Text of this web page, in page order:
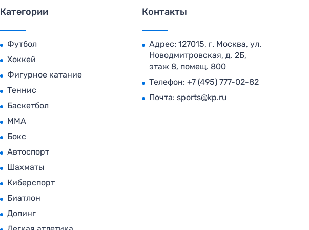
Категории
Футбол
Хоккей
Фигурное катание
Теннис
Баскетбол
MMA
Бокс
Автоспорт
Шахматы
Киберспорт
Биатлон
Допинг
Контакты
Адрес: 127015, г. Москва, ул.
Новодмитровская, д. 2Б,
этаж 8, помещ. 800
Телефон: +7 (495) 777-02-82
Почта: sports@kp.ru